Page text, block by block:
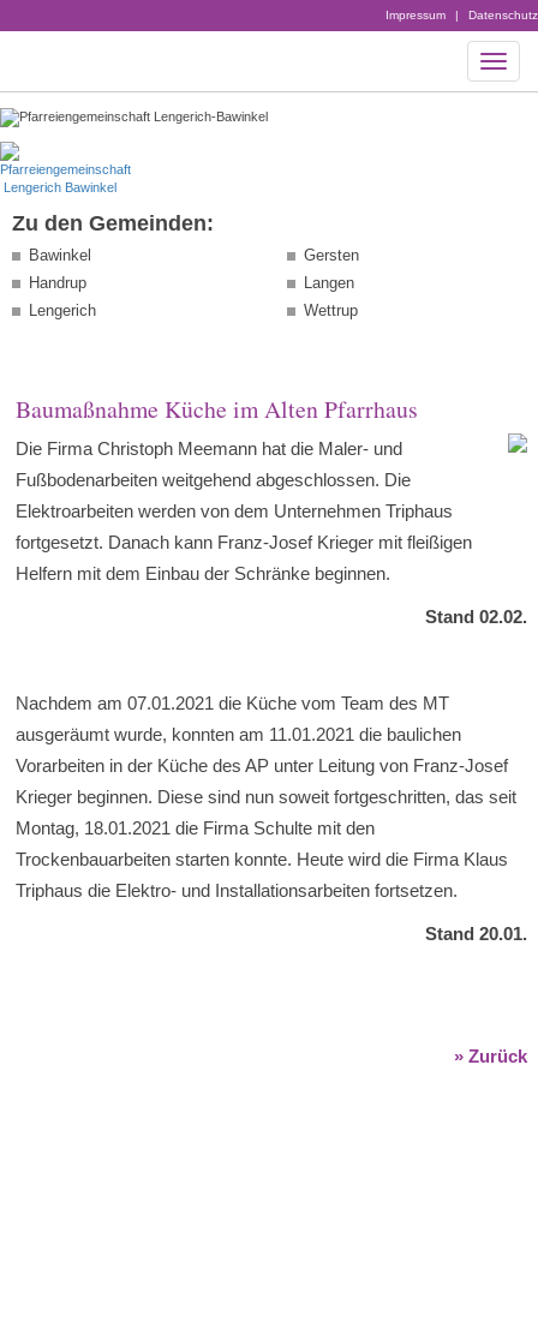
Impressum | Datenschutz
Zu den Gemeinden:
Bawinkel
Gersten
Handrup
Langen
Lengerich
Wettrup
Baumaßnahme Küche im Alten Pfarrhaus
Die Firma Christoph Meemann hat die Maler- und
Fußbodenarbeiten weitgehend abgeschlossen. Die
Elektroarbeiten werden von dem Unternehmen Triphaus
fortgesetzt. Danach kann Franz-Josef Krieger mit fleißigen
Helfern mit dem Einbau der Schränke beginnen.
Stand 02.02.
Nachdem am 07.01.2021 die Küche vom Team des MT
ausgeräumt wurde, konnten am 11.01.2021 die baulichen
Vorarbeiten in der Küche des AP unter Leitung von Franz-Josef
Krieger beginnen. Diese sind nun soweit fortgeschritten, das seit
Montag, 18.01.2021 die Firma Schulte mit den
Trockenbauarbeiten starten konnte. Heute wird die Firma Klaus
Triphaus die Elektro- und Installationsarbeiten fortsetzen.
Stand 20.01.
» Zurück